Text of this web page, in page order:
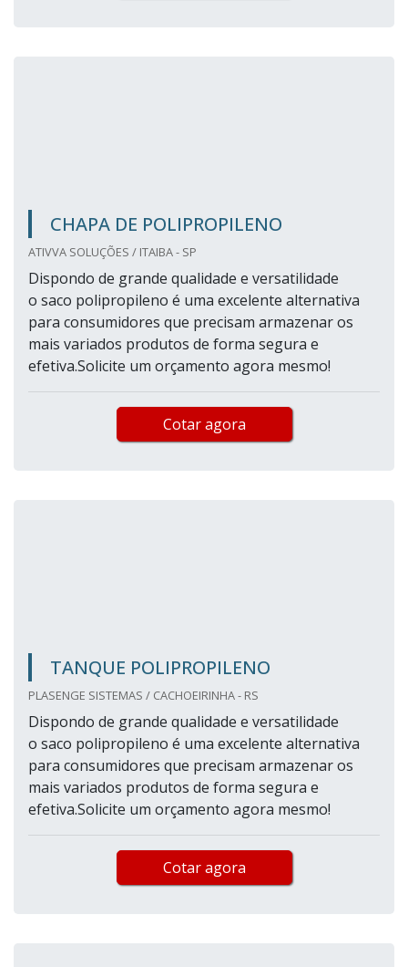
CHAPA DE POLIPROPILENO
ATIVVA SOLUÇÕES / ITAIBA - SP
Dispondo de grande qualidade e versatilidade
o saco polipropileno é uma excelente alternativa
para consumidores que precisam armazenar os
mais variados produtos de forma segura e
efetiva.Solicite um orçamento agora mesmo!
Cotar agora
TANQUE POLIPROPILENO
PLASENGE SISTEMAS / CACHOEIRINHA - RS
Dispondo de grande qualidade e versatilidade
o saco polipropileno é uma excelente alternativa
para consumidores que precisam armazenar os
mais variados produtos de forma segura e
efetiva.Solicite um orçamento agora mesmo!
Cotar agora